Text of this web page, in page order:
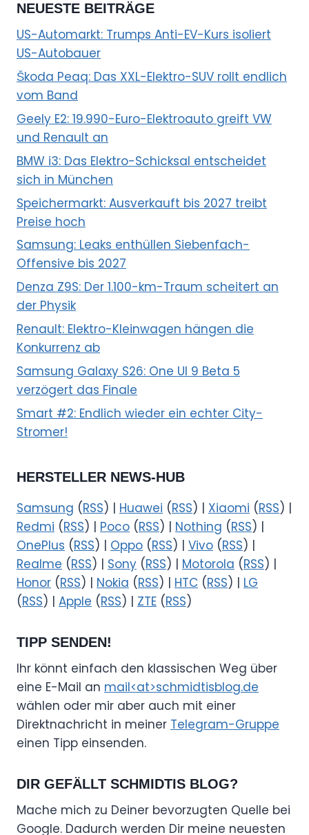
NEUESTE BEITRÄGE
US-Automarkt: Trumps Anti-EV-Kurs isoliert
US-Autobauer
Škoda Peaq: Das XXL-Elektro-SUV rollt endlich
vom Band
Geely E2: 19.990-Euro-Elektroauto greift VW
und Renault an
BMW i3: Das Elektro-Schicksal entscheidet
sich in München
Speichermarkt: Ausverkauft bis 2027 treibt
Preise hoch
Samsung: Leaks enthüllen Siebenfach-
Offensive bis 2027
Denza Z9S: Der 1.100-km-Traum scheitert an
der Physik
Renault: Elektro-Kleinwagen hängen die
Konkurrenz ab
Samsung Galaxy S26: One UI 9 Beta 5
verzögert das Finale
Smart #2: Endlich wieder ein echter City-
Stromer!
HERSTELLER NEWS-HUB
Samsung (RSS) | Huawei (RSS) | Xiaomi (RSS) |
Redmi (RSS) | Poco (RSS) | Nothing (RSS) |
OnePlus (RSS) | Oppo (RSS) | Vivo (RSS) |
Realme (RSS) | Sony (RSS) | Motorola (RSS) |
Honor (RSS) | Nokia (RSS) | HTC (RSS) | LG
(RSS) | Apple (RSS) | ZTE (RSS)
TIPP SENDEN!
Ihr könnt einfach den klassischen Weg über
eine E-Mail an mail<at>schmidtisblog.de
wählen oder mir aber auch mit einer
Direktnachricht in meiner Telegram-Gruppe
einen Tipp einsenden.
DIR GEFÄLLT SCHMIDTIS BLOG?
Mache mich zu Deiner bevorzugten Quelle bei
Google. Dadurch werden Dir meine neuesten